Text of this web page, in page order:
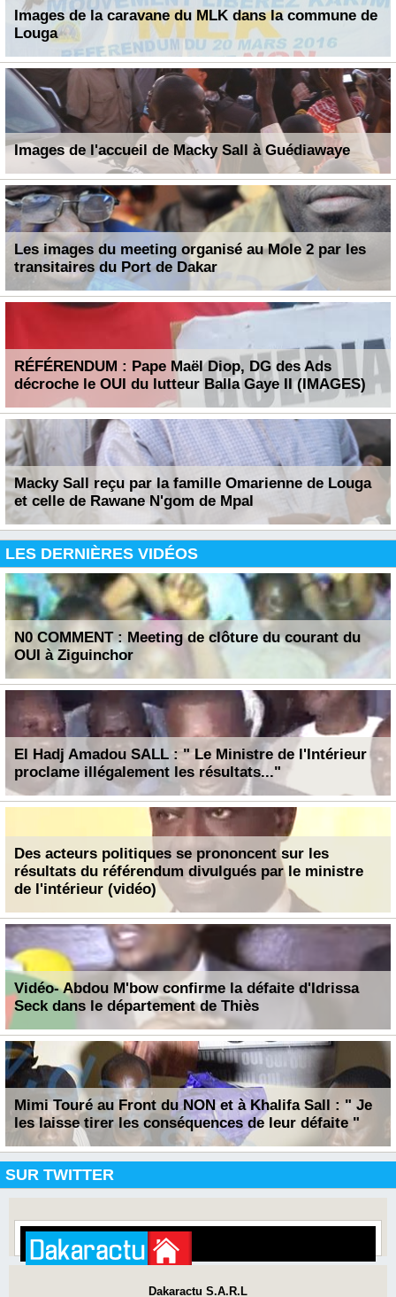
Images de la caravane du MLK dans la commune de
Louga
Images de l'accueil de Macky Sall à Guédiawaye
Les images du meeting organisé au Mole 2 par les
transitaires du Port de Dakar
RÉFÉRENDUM : Pape Maël Diop, DG des Ads
décroche le OUI du lutteur Balla Gaye II (IMAGES)
Macky Sall reçu par la famille Omarienne de Louga
et celle de Rawane N'gom de Mpal
LES DERNIÈRES VIDÉOS
N0 COMMENT : Meeting de clôture du courant du
OUI à Ziguinchor
El Hadj Amadou SALL : " Le Ministre de l'Intérieur
proclame illégalement les résultats..."
Des acteurs politiques se prononcent sur les
résultats du référendum divulgués par le ministre
de l'intérieur (vidéo)
Vidéo- Abdou M'bow confirme la défaite d'Idrissa
Seck dans le département de Thiès
Mimi Touré au Front du NON et à Khalifa Sall : " Je
les laisse tirer les conséquences de leur défaite "
SUR TWITTER
Dakaractu S.A.R.L